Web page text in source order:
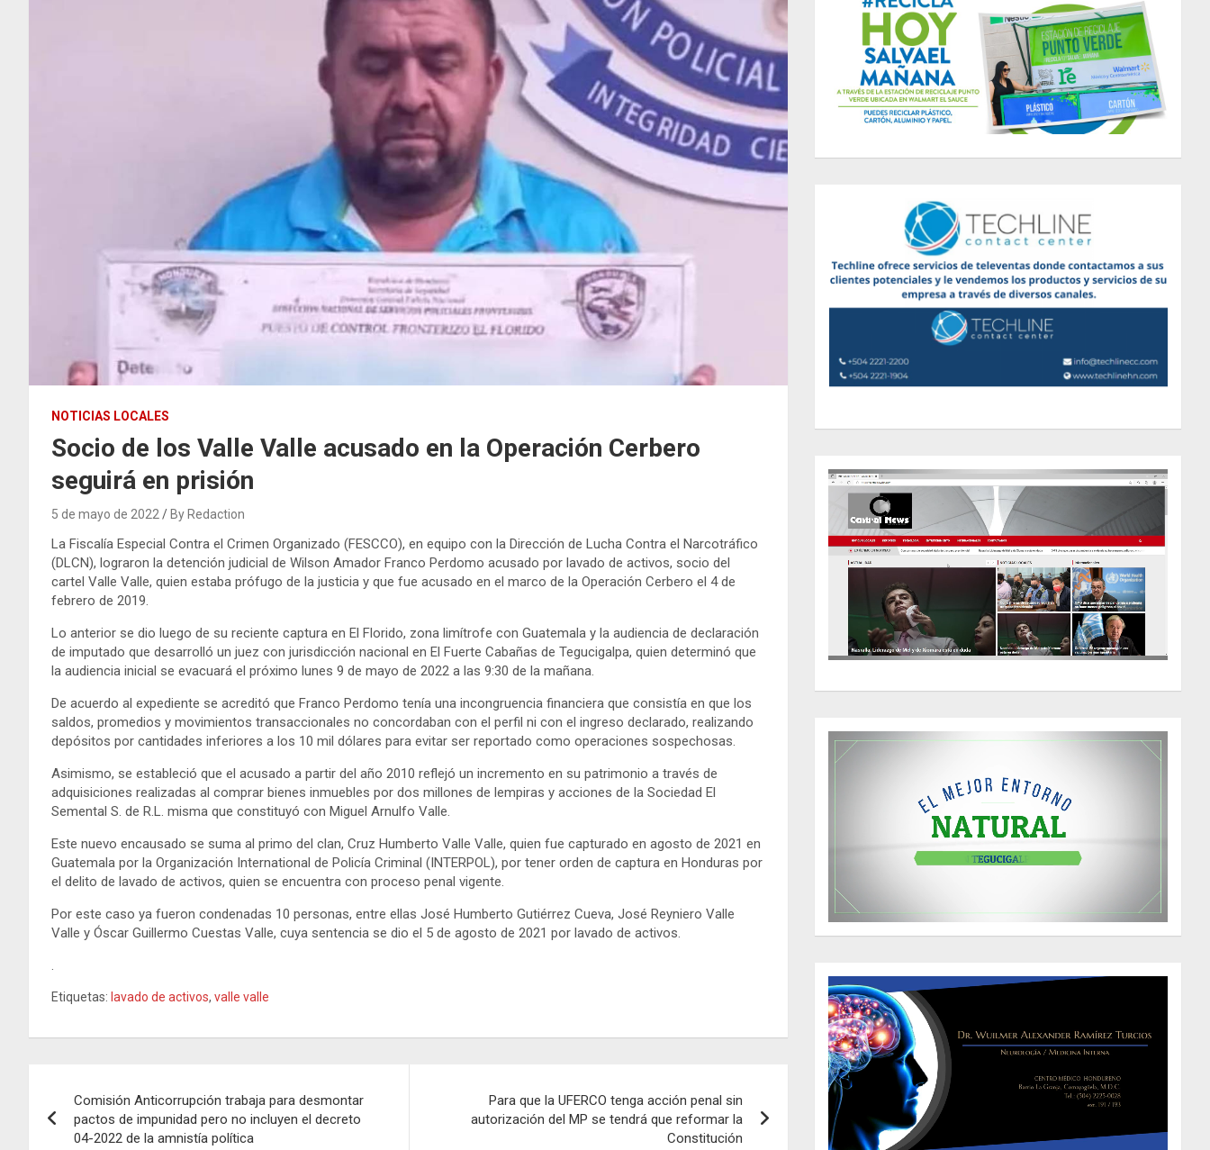
NOTICIAS LOCALES
Socio de los Valle Valle acusado en la Operación Cerbero
seguirá en prisión
5 de mayo de 2022 By Redaction
La Fiscalía Especial Contra el Crimen Organizado (FESCCO), en equipo con la Dirección de Lucha Contra el Narcotráfico
(DLCN), lograron la detención judicial de Wilson Amador Franco Perdomo acusado por lavado de activos, socio del
cartel Valle Valle, quien estaba prófugo de la justicia y que fue acusado en el marco de la Operación Cerbero el 4 de
febrero de 2019.
Lo anterior se dio luego de su reciente captura en El Florido, zona limítrofe con Guatemala y la audiencia de declaración
de imputado que desarrolló un juez con jurisdicción nacional en El Fuerte Cabañas de Tegucigalpa, quien determinó que
la audiencia inicial se evacuará el próximo lunes 9 de mayo de 2022 a las 9:30 de la mañana.
De acuerdo al expediente se acreditó que Franco Perdomo tenía una incongruencia financiera que consistía en que los
saldos, promedios y movimientos transaccionales no concordaban con el perfil ni con el ingreso declarado, realizando
depósitos por cantidades inferiores a los 10 mil dólares para evitar ser reportado como operaciones sospechosas.
Asimismo, se estableció que el acusado a partir del año 2010 reflejó un incremento en su patrimonio a través de
adquisiciones realizadas al comprar bienes inmuebles por dos millones de lempiras y acciones de la Sociedad El
Semental S. de R.L. misma que constituyó con Miguel Arnulfo Valle.
Este nuevo encausado se suma al primo del clan, Cruz Humberto Valle Valle, quien fue capturado en agosto de 2021 en
Guatemala por la Organización International de Policía Criminal (INTERPOL), por tener orden de captura en Honduras por
el delito de lavado de activos, quien se encuentra con proceso penal vigente.
Por este caso ya fueron condenadas 10 personas, entre ellas José Humberto Gutiérrez Cueva, José Reyniero Valle
Valle y Óscar Guillermo Cuestas Valle, cuya sentencia se dio el 5 de agosto de 2021 por lavado de activos.
.
Etiquetas: lavado de activos, valle valle
de
Comisión Anticorrupción trabaja para desmontar
pactos de impunidad pero no incluyen el decreto
04-2022 de la amnistía política
Para que la UFERCO tenga acción penal sin
autorización del MP se tendrá que reformar la
Constitución